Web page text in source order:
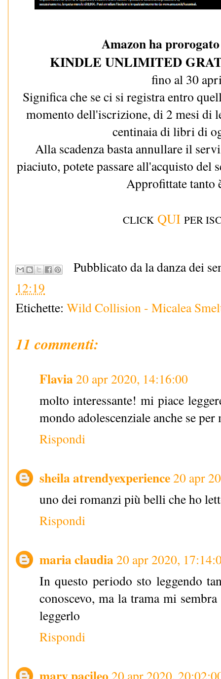
Amazon ha
KINDLE UNLIMITED
fino al 30
Significa che se ci si registra entro
momento dell'iscrizione, di 2 mesi di
centinaia di libri di
Alla scadenza basta annullare il
piaciuto, potete passare all'acquisto del
Approfittate tanto
CLICK QUI PER
Pubblicato da la danza dei
12:19
Etichette: Wild Collision - Micalea
11 commenti:
Flavia 20 apr 2020, 14:16:00
molto interessante! mi piace
mondo adolescenziale anche se per
Rispondi
sheila atrendyexperience 20 apr
uno dei romanzi più belli che ho
Rispondi
maria claudia 20 apr 2020,
In questo periodo sto leggendo
conoscevo, ma la trama mi
leggerlo
Rispondi
20 apr 2020,